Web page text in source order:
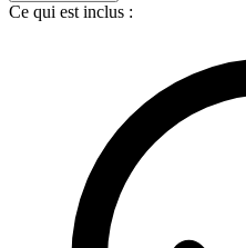
Ce qui est inclus :